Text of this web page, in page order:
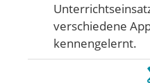
verschiedene
kennengelernt.